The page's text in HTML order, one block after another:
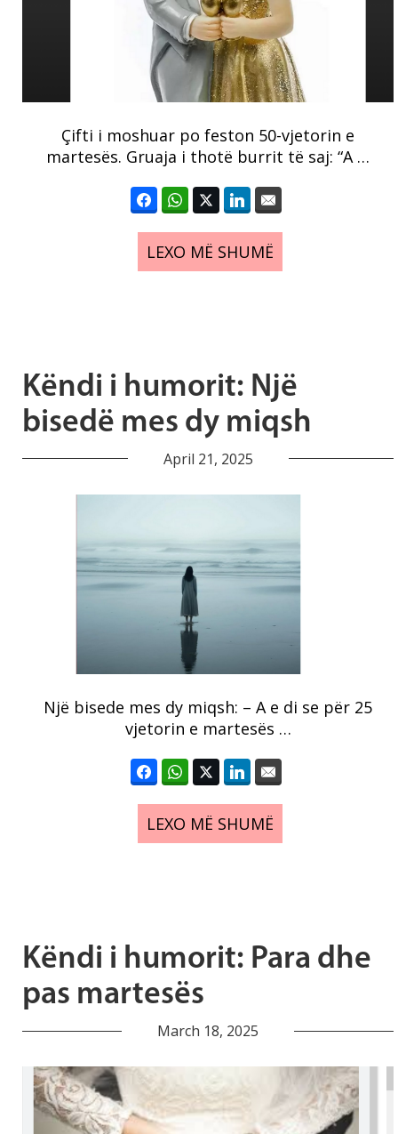
Çifti i moshuar po feston 50-vjetorin e
martesës. Gruaja i thotë burrit të saj: “A …
LEXO MË SHUMË
Këndi i humorit: Një
bisedë mes dy miqsh
April 21, 2025
Një bisede mes dy miqsh: – A e di se për 25
vjetorin e martesës …
LEXO MË SHUMË
Këndi i humorit: Para dhe
pas martesës
March 18, 2025